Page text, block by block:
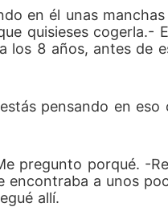
en él unas manchas
quisieses cogerla.-
los 8 años, antes de
pensando en eso
pregunto porqué. -
encontraba a unos
allí.